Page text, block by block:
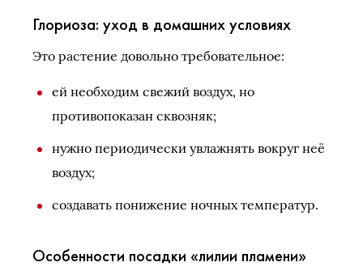
Глориоза: уход в домашних условиях
Это растение довольно требовательное:
ей необходим свежий воздух, но
противопоказан сквозняк;
нужно периодически увлажнять вокруг неё
воздух;
создавать понижение ночных температур.
Особенности посадки «лилии пламени»